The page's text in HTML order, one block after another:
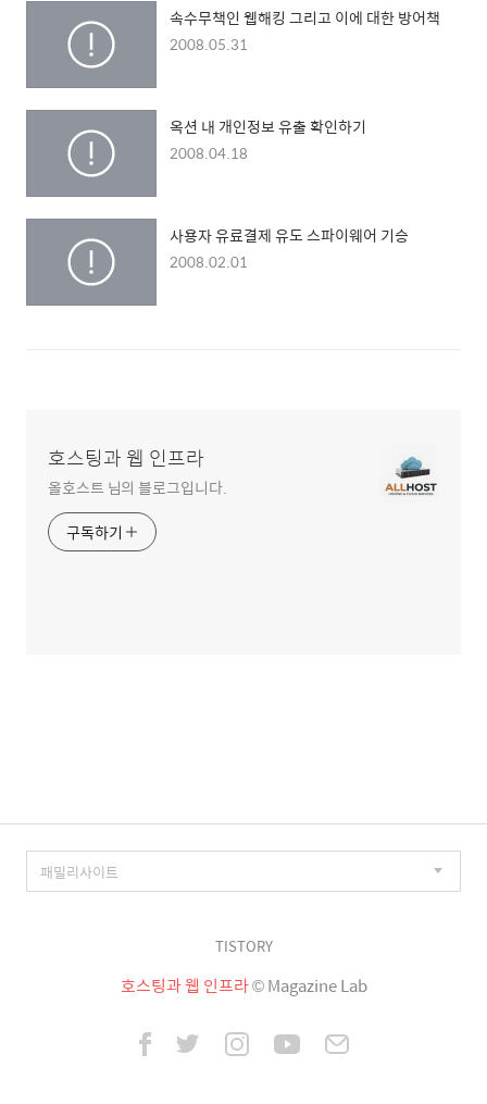
속수무책인 웹해킹 그리고 이에 대한 방어책
2008.05.31
옥션 내 개인정보 유출 확인하기
2008.04.18
사용자 유료결제 유도 스파이웨어 기승
2008.02.01
호스팅과 웹 인프라
올호스트 님의 블로그입니다.
구독하기
TISTORY
호스팅과 웹 인프라© Magazine Lab